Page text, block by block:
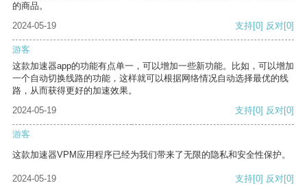
的商品。
2024-05-19
支持[0] 反对[0]
游客
这款加速器app的功能有点单一，可以增加一些新功能。比如，可以增加
一个自动切换线路的功能，这样就可以根据网络情况自动选择最优的线
路，从而获得更好的加速效果。
2024-05-19
支持[0] 反对[0]
游客
这款加速器VPM应用程序已经为我们带来了无限的隐私和安全性保护。
2024-05-19 支持[0] 反对[0]